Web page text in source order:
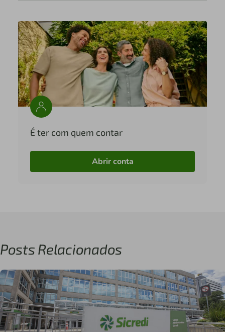
É ter com quem contar
Abrir conta
Posts Relacionados